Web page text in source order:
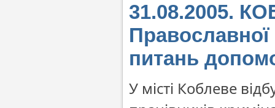
31.08.2005.
Православної
питань
У місті Коблеве